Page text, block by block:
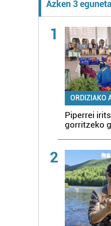
Azken 3
1
ORDIZIAKO
Piperrei
gorritzeko
2